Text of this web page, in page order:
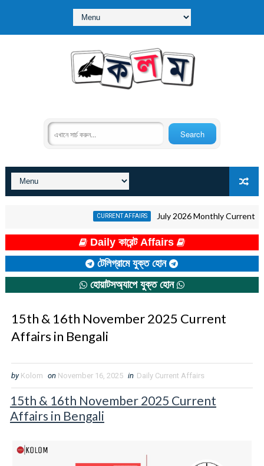
CURRENT AFFAIRS July 2026 Monthly Current Affairs
Daily কারেন্ট Affairs
টেলিগ্রামে যুক্ত হোন
হোয়াটসঅ্যাপে যুক্ত হোন
15th & 16th November 2025 Current
Affairs in Bengali
by Kolom on November 16, 2025 in Daily Current Affairs
15th & 16th November 2025 Current
Affairs in Bengali